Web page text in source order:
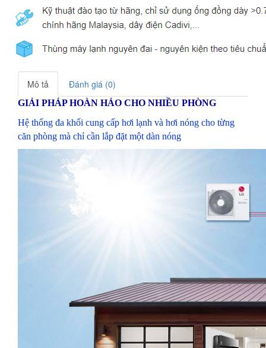
Mô tả Đánh giá (0)
GIẢI PHÁP HOÀN HẢO CHO NHIỀU PHÒNG
Hệ thống đa khối cung cấp hơi lạnh và hơi nóng cho từng
căn phòng mà chỉ cần lắp đặt một dàn nóng